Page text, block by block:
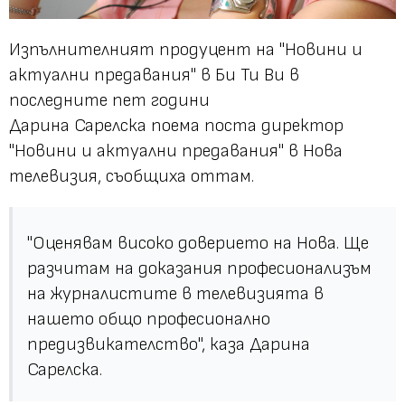
Изпълнителният продуцент на "Новини и
актуални предавания" в Би Ти Ви в
последните пет години
Дарина Сарелска поема поста директор
"Новини и актуални предавания" в Нова
телевизия, съобщиха оттам.
"Оценявам високо доверието на Нова. Ще
разчитам на доказания професионализъм
на журналистите в телевизията в
нашето общо професионално
предизвикателство", каза Дарина
Сарелска.